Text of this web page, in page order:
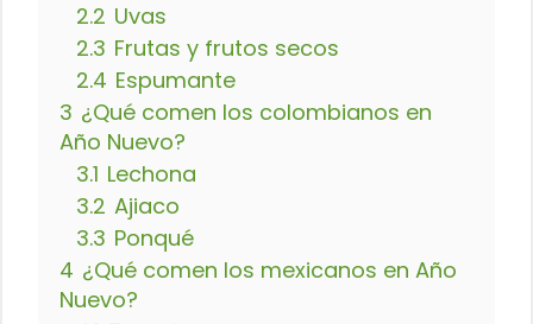
2.2 Uvas
2.3 Frutas y frutos secos
2.4 Espumante
3 ¿Qué comen los colombianos en
Año Nuevo?
3.1 Lechona
3.2 Ajiaco
3.3 Ponqué
4 ¿Qué comen los mexicanos en Año
Nuevo?